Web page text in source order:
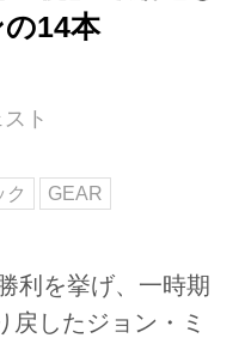
14本
ト
ク GEAR
利を挙げ、一時期
戻したジョン・ミ